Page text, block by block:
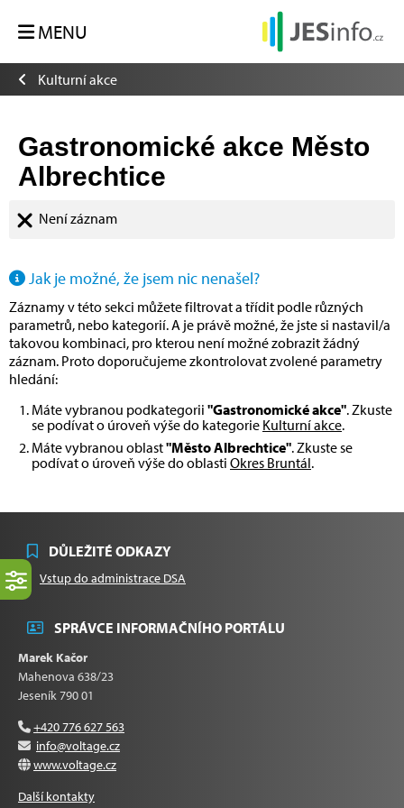
MENU
Kulturní akce
Gastronomické akce Město
Albrechtice
Není záznam
Jak je možné, že jsem nic nenašel?
Záznamy v této sekci můžete filtrovat a třídit podle různých
parametrů, nebo kategorií. A je právě možné, že jste si nastavil/a
takovou kombinaci, pro kterou není možné zobrazit žádný
záznam. Proto doporučujeme zkontrolovat zvolené parametry
hledání:
Máte vybranou podkategorii "Gastronomické akce". Zkuste
se podívat o úroveň výše do kategorie Kulturní akce.
Máte vybranou oblast"Město Albrechtice". Zkuste se
podívat o úroveň výše do oblasti Okres Bruntál.
DŮLEŽITÉ ODKAZY
Vstup do administrace DSA
SPRÁVCE INFORMAČNÍHO PORTÁLU
Marek Kačor
Mahenova 638/23
Jeseník 790 01
+420 776 627 563
info@voltage.cz
www.voltage.cz
Další kontakty